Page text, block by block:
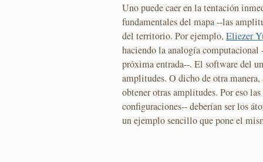
Uno puede caer en la tentación
fundamentales del mapa --las
del territorio. Por ejemplo, Eliezer
haciendo la analogía computacional
próxima entrada--. El software del
amplitudes. O dicho de otra
obtener otras amplitudes. Por eso
configuraciones-- deberían ser los
un ejemplo sencillo que pone el